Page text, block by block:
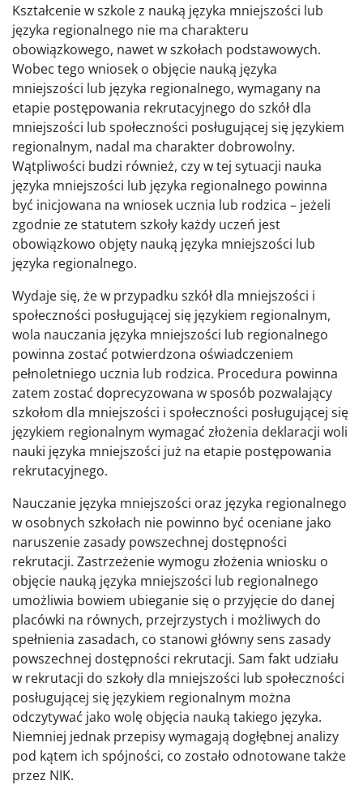
Kształcenie w szkole z nauką języka mniejszości lub
języka regionalnego nie ma charakteru
obowiązkowego, nawet w szkołach podstawowych.
Wobec tego wniosek o objęcie nauką języka
mniejszości lub języka regionalnego, wymagany na
etapie postępowania rekrutacyjnego do szkół dla
mniejszości lub społeczności posługującej się językiem
regionalnym, nadal ma charakter dobrowolny.
Wątpliwości budzi również, czy w tej sytuacji nauka
języka mniejszości lub języka regionalnego powinna
być inicjowana na wniosek ucznia lub rodzica – jeżeli
zgodnie ze statutem szkoły każdy uczeń jest
obowiązkowo objęty nauką języka mniejszości lub
języka regionalnego.
Wydaje się, że w przypadku szkół dla mniejszości i
społeczności posługującej się językiem regionalnym,
wola nauczania języka mniejszości lub regionalnego
powinna zostać potwierdzona oświadczeniem
pełnoletniego ucznia lub rodzica. Procedura powinna
zatem zostać doprecyzowana w sposób pozwalający
szkołom dla mniejszości i społeczności posługującej się
językiem regionalnym wymagać złożenia deklaracji woli
nauki języka mniejszości już na etapie postępowania
rekrutacyjnego.
Nauczanie języka mniejszości oraz języka regionalnego
w osobnych szkołach nie powinno być oceniane jako
naruszenie zasady powszechnej dostępności
rekrutacji. Zastrzeżenie wymogu złożenia wniosku o
objęcie nauką języka mniejszości lub regionalnego
umożliwia bowiem ubieganie się o przyjęcie do danej
placówki na równych, przejrzystych i możliwych do
spełnienia zasadach, co stanowi główny sens zasady
powszechnej dostępności rekrutacji. Sam fakt udziału
w rekrutacji do szkoły dla mniejszości lub społeczności
posługującej się językiem regionalnym można
odczytywać jako wolę objęcia nauką takiego języka.
Niemniej jednak przepisy wymagają dogłębnej analizy
pod kątem ich spójności, co zostało odnotowane także
przez NIK.